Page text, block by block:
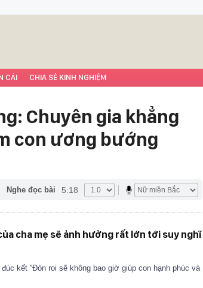
CÁI CHIA SẺ KINH NGHIỆM
Chuyên gia khẳng
con ương bướng
Nghe đọc bài 5:18
cha mẹ sẽ ảnh hưởng rất lớn tới suy nghĩ
kết ''Đòn roi sẽ không bao giờ giúp con hạnh phúc và